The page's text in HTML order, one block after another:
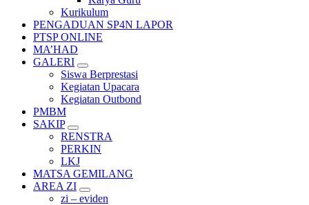
Kurikulum
PENGADUAN SP4N LAPOR
PTSP ONLINE
MA’HAD
GALERI
Siswa Berprestasi
Kegiatan Upacara
Kegiatan Outbond
PMBM
SAKIP
RENSTRA
PERKIN
LKJ
MATSA GEMILANG
AREA ZI
zi – eviden